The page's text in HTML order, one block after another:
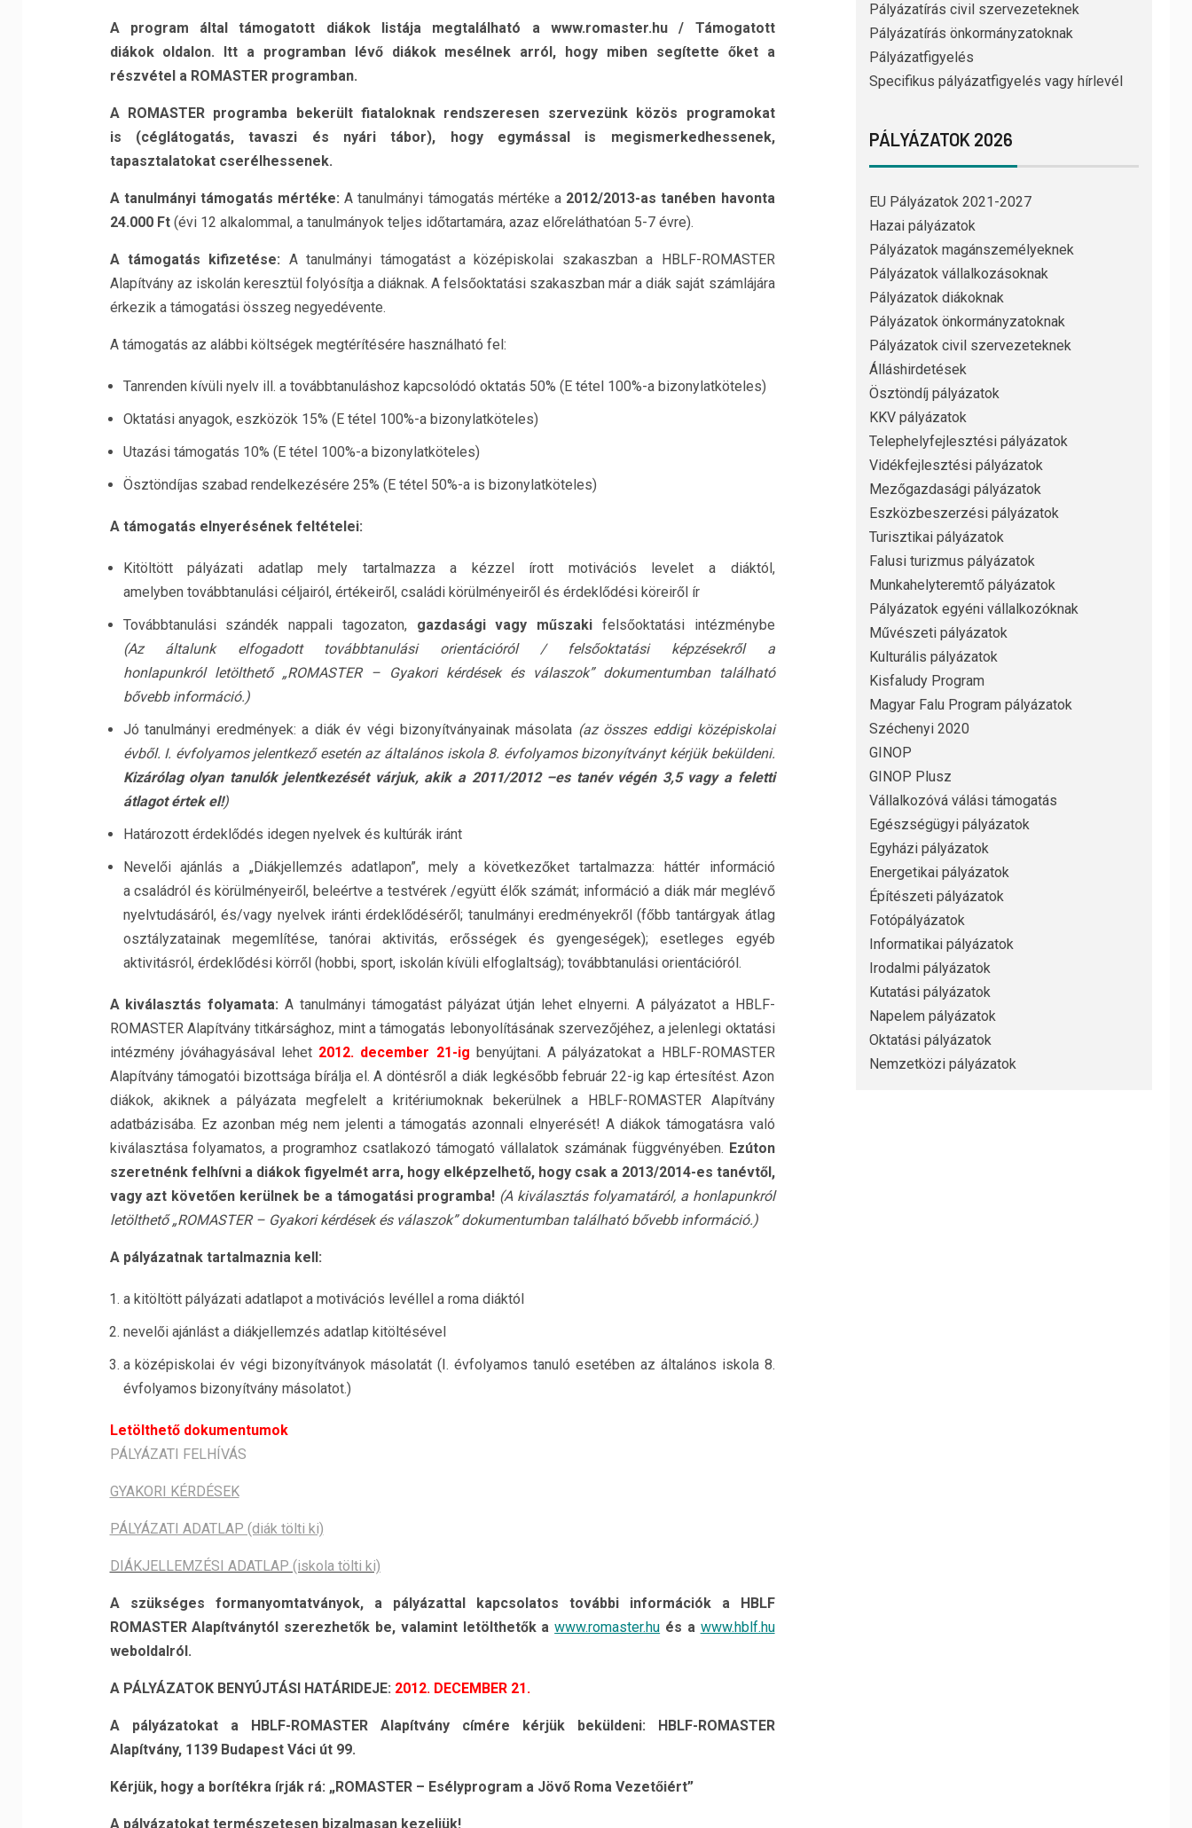
A program által támogatott diákok listája megtalálható a www.romaster.hu/ Támogatott
diákok oldalon. Itt a programban lévő diákok mesélnek arról, hogy miben segítette őket a
részvétel a ROMASTER programban.
A ROMASTER programba bekerült fiataloknak rendszeresen szervezünk közös programokat
is (céglátogatás, tavaszi és nyári tábor), hogy egymással is megismerkedhessenek,
tapasztalatokat cserélhessenek.
A tanulmányi támogatás mértéke:A tanulmányi támogatás mértéke a 2012/2013-as tanében havonta
24.000 Ft (évi 12 alkalommal, a tanulmányok teljes időtartamára, azaz előreláthatóan 5-7 évre).
A támogatás kifizetése: A tanulmányi támogatást a középiskolai szakaszban a HBLF-ROMASTER
Alapítvány az iskolán keresztül folyósítja a diáknak. A felsőoktatási szakaszban már a diák saját számlájára
érkezik a támogatási összeg negyedévente.
A támogatás az alábbi költségek megtérítésére használható fel:
Tanrenden kívüli nyelv ill. a továbbtanuláshoz kapcsolódó oktatás 50% (E tétel 100%-a bizonylatköteles)
Oktatási anyagok, eszközök 15% (E tétel 100%-a bizonylatköteles)
Utazási támogatás 10% (E tétel 100%-a bizonylatköteles)
Ösztöndíjas szabad rendelkezésére 25% (E tétel 50%-a is bizonylatköteles)
A támogatás elnyerésének feltételei:
Kitöltött pályázati adatlap mely tartalmazza a kézzel írott motivációs levelet a diáktól,
amelyben továbbtanulási céljairól, értékeiről, családi körülményeiről és érdeklődési köreiről ír
Továbbtanulási szándék nappali tagozaton, gazdasági vagy műszaki felsőoktatási intézménybe
(Az általunk elfogadott továbbtanulási orientációról / felsőoktatási képzésekről a
honlapunkról letölthető „ROMASTER – Gyakori kérdések és válaszok” dokumentumban található
bővebb információ.)
Jó tanulmányi eredmények: a diák év végi bizonyítványainak másolata (az összes eddigi középiskolai
évből. I. évfolyamos jelentkező esetén az általános iskola 8. évfolyamos bizonyítványt kérjük beküldeni.
Kizárólag olyan tanulók jelentkezését várjuk, akik a 2011/2012 –es tanév végén 3,5 vagy a feletti
átlagot értek el!)
Határozott érdeklődés idegen nyelvek és kultúrák iránt
Nevelői ajánlás a „Diákjellemzés adatlapon”, mely a következőket tartalmazza: háttér információ
a családról és körülményeiről, beleértve a testvérek /együtt élők számát; információ a diák már meglévő
nyelvtudásáról, és/vagy nyelvek iránti érdeklődéséről; tanulmányi eredményekről (főbb tantárgyak átlag
osztályzatainak megemlítése, tanórai aktivitás, erősségek és gyengeségek); esetleges egyéb
aktivitásról, érdeklődési körről (hobbi, sport, iskolán kívüli elfoglaltság); továbbtanulási orientációról.
A kiválasztás folyamata:A tanulmányi támogatást pályázat útján lehet elnyerni. A pályázatot a HBLF-
ROMASTER Alapítvány titkársághoz, mint a támogatás lebonyolításának szervezőjéhez, a jelenlegi oktatási
intézmény jóváhagyásával lehet 2012. december 21-ig benyújtani. A pályázatokat a HBLF-ROMASTER
Alapítvány támogatói bizottsága bírálja el. A döntésről a diák legkésőbb február 22-ig kap értesítést. Azon
diákok, akiknek a pályázata megfelelt a kritériumoknak bekerülnek a HBLF-ROMASTER Alapítvány
adatbázisába. Ez azonban még nem jelenti a támogatás azonnali elnyerését! A diákok támogatásra való
kiválasztása folyamatos, a programhoz csatlakozó támogató vállalatok számának függvényében. Ezúton
szeretnénk felhívni a diákok figyelmét arra, hogy elképzelhető, hogy csak a 2013/2014-es tanévtől,
vagy azt követően kerülnek be a támogatási programba! (A kiválasztás folyamatáról, a honlapunkról
letölthető„ROMASTER – Gyakori kérdések és válaszok” dokumentumban található bővebb információ.)
A pályázatnak tartalmaznia kell:
a kitöltött pályázati adatlapot a motivációs levéllel a roma diáktól
nevelői ajánlást a diákjellemzés adatlap kitöltésével
a középiskolai év végi bizonyítványok másolatát (I. évfolyamos tanuló esetében az általános iskola 8.
évfolyamos bizonyítvány másolatot.)
Letölthető dokumentumok
PÁLYÁZATI FELHÍVÁS
GYAKORI KÉRDÉSEK
PÁLYÁZATI ADATLAP (diák tölti ki)
DIÁKJELLEMZÉSI ADATLAP (iskola tölti ki)
A szükséges formanyomtatványok, a pályázattal kapcsolatos további információk a HBLF
ROMASTERAlapítványtól szerezhetők be, valamint letölthetők awww.romaster.hu és a www.hblf.hu
weboldalról.
A PÁLYÁZATOK BENYÚJTÁSI HATÁRIDEJE: 2012. DECEMBER 21.
A pályázatokat a HBLF-ROMASTER Alapítvány címére kérjük beküldeni: HBLF-ROMASTER
Alapítvány, 1139 Budapest Váci út 99.
Kérjük, hogy a borítékra írják rá: „ROMASTER – Esélyprogram a Jövő Roma Vezetőiért”
A pályázatokat természetesen bizalmasan kezeljük!
Pályázatírás civil szervezeteknek
Pályázatírás önkormányzatoknak
Pályázatfigyelés
Specifikus pályázatfigyelés vagy hírlevél
PÁLYÁZATOK 2026
EU Pályázatok 2021-2027
Hazai pályázatok
Pályázatok magánszemélyeknek
Pályázatok vállalkozásoknak
Pályázatok diákoknak
Pályázatok önkormányzatoknak
Pályázatok civil szervezeteknek
Álláshirdetések
Ösztöndíj pályázatok
KKV pályázatok
Telephelyfejlesztési pályázatok
Vidékfejlesztési pályázatok
Mezőgazdasági pályázatok
Eszközbeszerzési pályázatok
Turisztikai pályázatok
Falusi turizmus pályázatok
Munkahelyteremtő pályázatok
Pályázatok egyéni vállalkozóknak
Művészeti pályázatok
Kulturális pályázatok
Kisfaludy Program
Magyar Falu Program pályázatok
Széchenyi 2020
GINOP
GINOP Plusz
Vállalkozóvá válási támogatás
Egészségügyi pályázatok
Egyházi pályázatok
Energetikai pályázatok
Építészeti pályázatok
Fotópályázatok
Informatikai pályázatok
Irodalmi pályázatok
Kutatási pályázatok
Napelem pályázatok
Oktatási pályázatok
Nemzetközi pályázatok